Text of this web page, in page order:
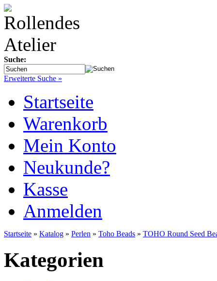
Suche:
Erweiterte Suche »
Startseite
Warenkorb
Mein Konto
Neukunde?
Kasse
Anmelden
Startseite » Katalog » Perlen » Toho Beads » TOHO Round Seed
Kategorien